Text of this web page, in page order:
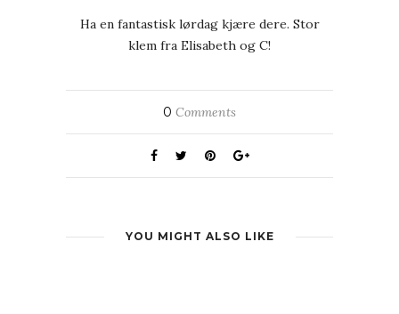
Ha en fantastisk lørdag kjære dere. Stor
klem fra Elisabeth og C!
0 Comments
YOU MIGHT ALSO LIKE